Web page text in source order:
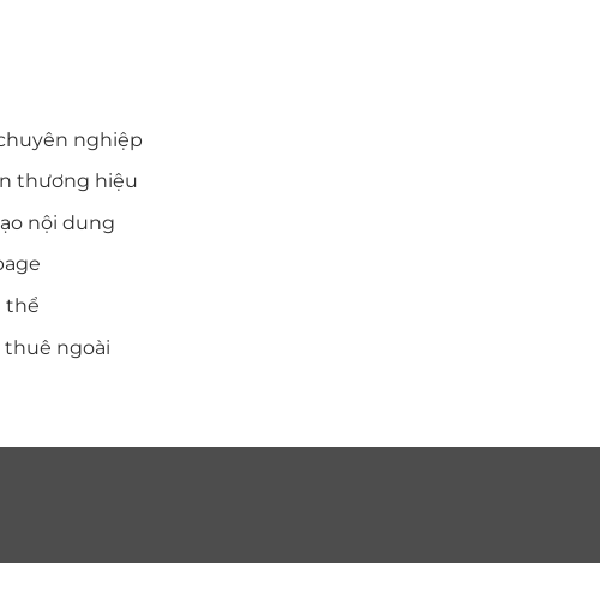
nghiệp
thương hiệu
nội dung
thể
ngoài